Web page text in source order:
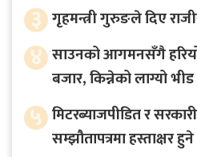
३ गृहमन्त्री गुरुङले दिए
४ साउनको आगमनसँगै
बजार, किन्नेको लाग्यो भीड
५ मिटरब्याजपीडित र
सम्झौतापत्रमा हस्ताक्षर